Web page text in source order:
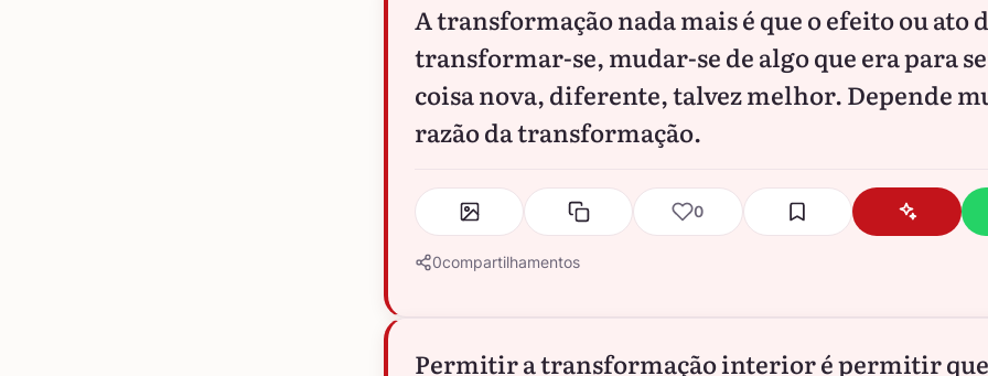
A transformação nada mais é que o efeito ou ato
transformar-se, mudar-se de algo que era para
coisa nova, diferente, talvez melhor. Depende
razão da transformação.
0
0compartilhamentos
Permitir a transformação interior é permitir